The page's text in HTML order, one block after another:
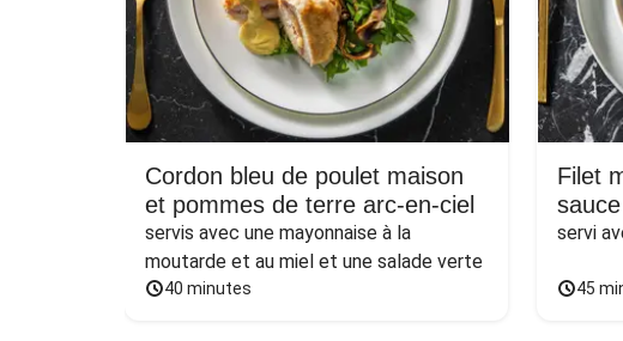
Cordon bleu de poulet maison
et pommes de terre arc-en-ciel
servis avec une mayonnaise à la
moutarde et au miel et une salade verte
40 minutes
Filet
servi
45